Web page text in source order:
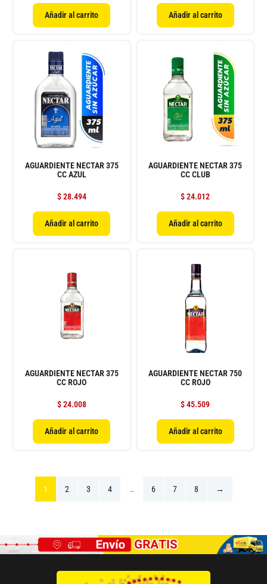
Añadir al carrito Añadir al carrito
AGUARDIENTE NECTAR 375
CC AZUL
$28.494
Añadir al carrito
AGUARDIENTE NECTAR 375
CC CLUB
$24.012
Añadir al carrito
AGUARDIENTE NECTAR 375
CC ROJO
$24.008
Añadir al carrito
AGUARDIENTE NECTAR 750
CC ROJO
$45.509
Añadir al carrito
1 2 3 4 … 6 7 8 →